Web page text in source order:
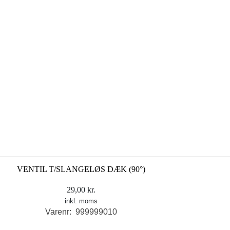
VENTIL T/SLANGELØS DÆK (90°)
29,00kr.
inkl. moms
Varenr: 999999010